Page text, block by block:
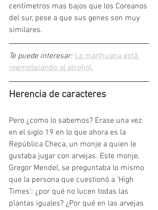
centímetros mas bajos que los Coreanos
del sur, pese a que sus genes son muy
similares.
Te puede interesar: La marihuana está
reemplazando al alcohol.
Herencia de caracteres
Pero ¿como lo sabemos? Erase una vez
en el siglo 19 en lo que ahora es la
República Checa, un monje a quien le
gustaba jugar con arvejas. Este monje,
Gregor Mendel, se preguntaba lo mismo
que la persona que cuestionó a ‘High
Times’: ¿por qué no lucen todas las
plantas iguales? ¿Por qué en las arvejas